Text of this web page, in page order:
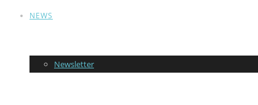
NEWS
Newsletter